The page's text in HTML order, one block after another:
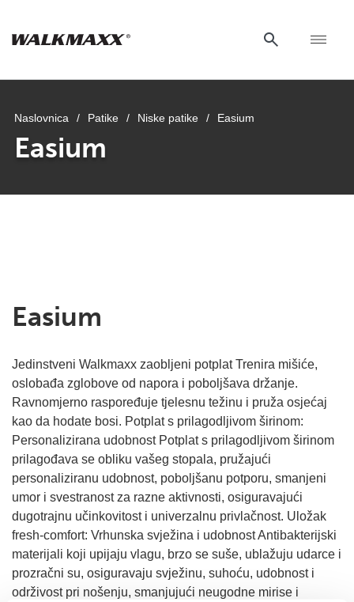
Naslovnica / Patike / Niske patike / Easium
Easium
Easium
Jedinstveni Walkmaxx zaobljeni potplat Trenira mišiće,
oslobađa zglobove od napora i poboljšava držanje.
Ravnomjerno raspoređuje tjelesnu težinu i pruža osjećaj
kao da hodate bosi. Potplat s prilagodljivom širinom:
Personalizirana udobnost Potplat s prilagodljivom širinom
prilagođava se obliku vašeg stopala, pružajući
personaliziranu udobnost, poboljšanu potporu, smanjeni
umor i svestranost za razne aktivnosti, osiguravajući
dugotrajnu učinkovitost i univerzalnu privlačnost. Uložak
fresh-comfort: Vrhunska svježina i udobnost Antibakterijski
materijali koji upijaju vlagu, brzo se suše, ublažuju udarce i
prozračni su, osiguravaju svježinu, suhoću, udobnost i
održivost pri nošenju, smanjujući neugodne mirise i